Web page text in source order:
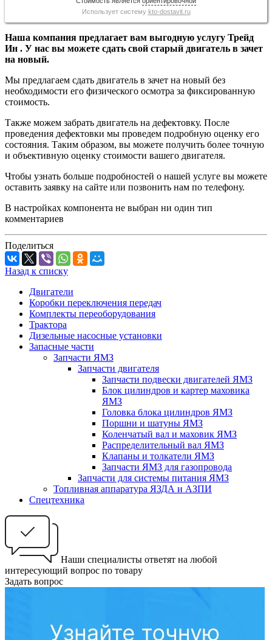
Использует систему kto-dostavit.ru
Наша компания предлагает вам выгодную услугу Трейд
Ин . У нас вы можете сдать свой старый двигатель в зачет
на новый.
Мы предлагаем сдать двигатель в зачет на новый без
необходимости его физического осмотра за фиксированную
стоимость.
Также можем забрать двигатель на дефектовку. После
проведения дефектовки мы проведем подробную оценку его
состояния. Таким образом, вы можете получить более точную
и объективную оценку стоимости вашего двигателя.
Чтобы узнать больше подробностей о нашей услуге вы можете
оставить заявку на сайте или позвонить нам по телефону.
В настройках компонента не выбран ни один тип
комментариев
Поделиться
Назад к списку
Двигатели
Коробки переключения передач
Комплекты переоборудования
Трактора
Дизельные насосные установки
Запасные части
Запчасти ЯМЗ
Запчасти двигателя
Запчасти подвески двигателей ЯМЗ
Блок цилиндров и картер маховика
ЯМЗ
Головка блока цилиндров ЯМЗ
Поршни и шатуны ЯМЗ
Коленчатый вал и маховик ЯМЗ
Распределительный вал ЯМЗ
Клапаны и толкатели ЯМЗ
Запчасти ЯМЗ для газопровода
Запчасти для системы питания ЯМЗ
Топливная аппаратура ЯЗДА и АЗПИ
Спецтехника
Наши специалисты ответят на любой
интересующий вопрос по товару
Задать вопрос